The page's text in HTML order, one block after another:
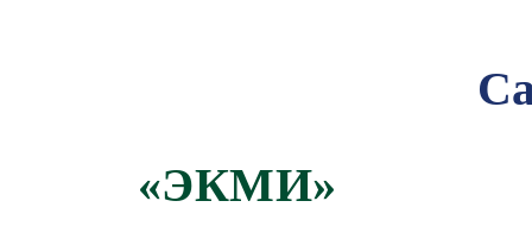
«ЭКМИ»